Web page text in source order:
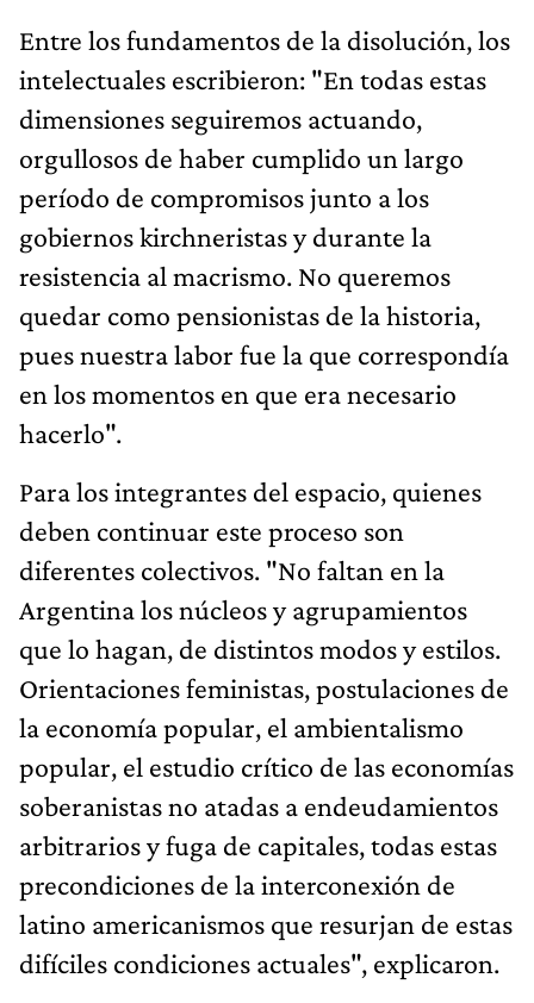
Entre los fundamentos de la disolución, los
intelectuales escribieron: "En todas estas
dimensiones seguiremos actuando,
orgullosos de haber cumplido un largo
período de compromisos junto a los
gobiernos kirchneristas y durante la
resistencia al macrismo. No queremos
quedar como pensionistas de la historia,
pues nuestra labor fue la que correspondía
en los momentos en que era necesario
hacerlo".
Para los integrantes del espacio, quienes
deben continuar este proceso son
diferentes colectivos. "No faltan en la
Argentina los núcleos y agrupamientos
que lo hagan, de distintos modos y estilos.
Orientaciones feministas, postulaciones de
la economía popular, el ambientalismo
popular, el estudio crítico de las economías
soberanistas no atadas a endeudamientos
arbitrarios y fuga de capitales, todas estas
precondiciones de la interconexión de
latino americanismos que resurjan de estas
difíciles condiciones actuales", explicaron.